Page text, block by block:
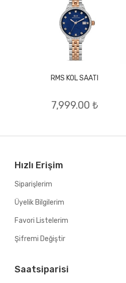
RMS KOL SAATI
7,999.00 ₺
Hızlı Erişim
Siparişlerim
Üyelik Bilgilerim
Favori Listelerim
Şifremi Değiştir
Saatsiparisi